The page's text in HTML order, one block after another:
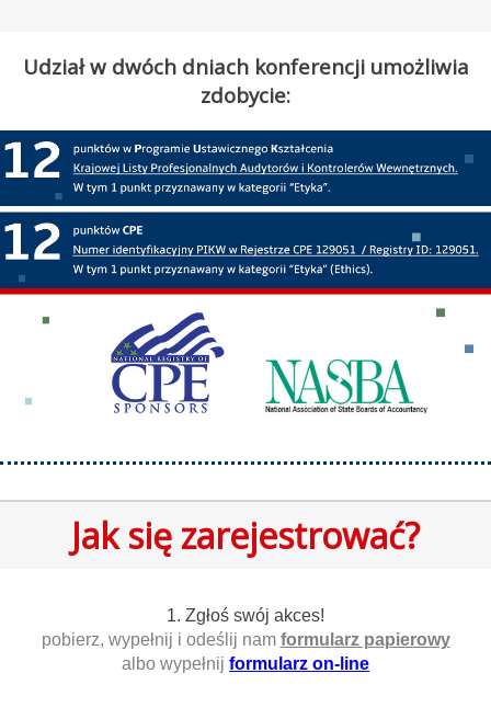
Udział w dwóch dniach konferencji umożliwia
zdobycie:
Jak się zarejestrować?
1. Zgłoś swój akces!
pobierz, wypełnij i odeślij nam formularz papierowy
albo wypełnij formularz on-line